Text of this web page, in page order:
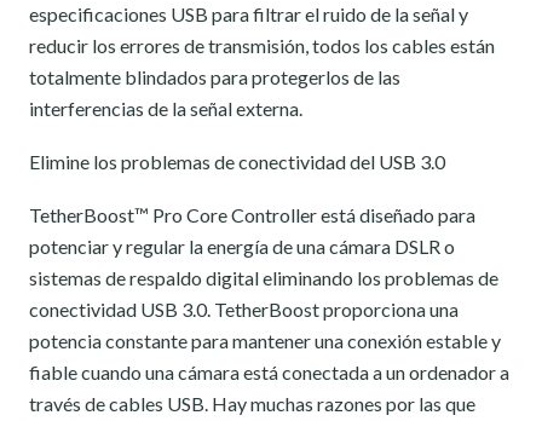
especificaciones USB para filtrar el ruido de la señal y
reducir los errores de transmisión, todos los cables están
totalmente blindados para protegerlos de las
interferencias de la señal externa.
Elimine los problemas de conectividad del USB 3.0
TetherBoost™ Pro Core Controller está diseñado para
potenciar y regular la energía de una cámara DSLR o
sistemas de respaldo digital eliminando los problemas de
conectividad USB 3.0. TetherBoost proporciona una
potencia constante para mantener una conexión estable y
fiable cuando una cámara está conectada a un ordenador a
través de cables USB. Hay muchas razones por las que